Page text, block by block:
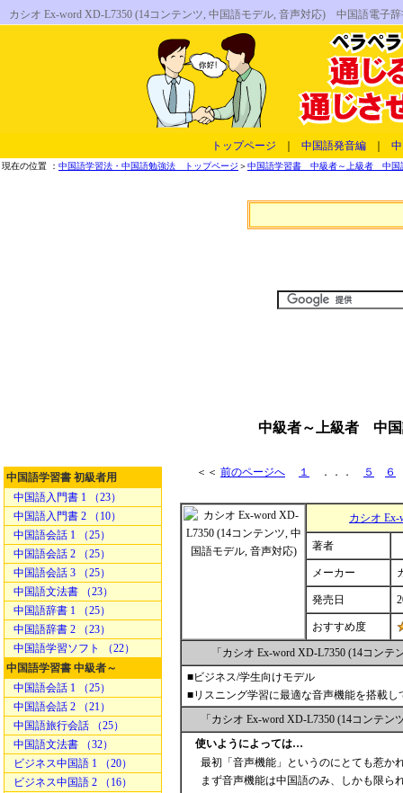
カシオ Ex-word XD-L7350 (14コンテンツ, 中国語モデル, 音声対応) 中国語
トップページ 中国語発音編
現在の位置 ： 中国語学習法・中国語勉強法 トップページ ＞中国語学習書 中級者～上級者 中国
中級者～上級者 中国
中国語学習書 初級者用
中国語入門書 1 （23）
中国語入門書 2 （10）
中国語会話 1 （25）
中国語会話 2 （25）
中国語会話 3 （25）
中国語文法書 （23）
中国語辞書 1 （25）
中国語辞書 2 （23）
中国語学習ソフト （22）
中国語学習書 中級者～
中国語会話 1 （25）
中国語会話 2 （21）
中国語旅行会話 （25）
中国語文法書 （32）
ビジネス中国語 1 （20）
ビジネス中国語 2 （16）
＜＜ 前のページへ １ ．．． ５ ６
カシオ
著者
メーカー
発売日
おすすめ度
「カシオ Ex-word XD-L7350 (14コン
■ビジネス/学生向けモデル
■リスニング学習に最適な音声機能を搭載
「カシオ Ex-word XD-L7350 (14コンテ
使いようによっては…
最初「音声機能」というのにとても惹か
まず音声機能は中国語のみ、しかも限ら